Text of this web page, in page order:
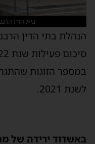
בית הדין
הנהלת בתי הדין
לשנת 2021.
באשדוד ירידה של